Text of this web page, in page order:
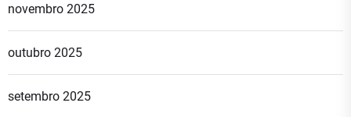
novembro 2025
outubro 2025
setembro 2025